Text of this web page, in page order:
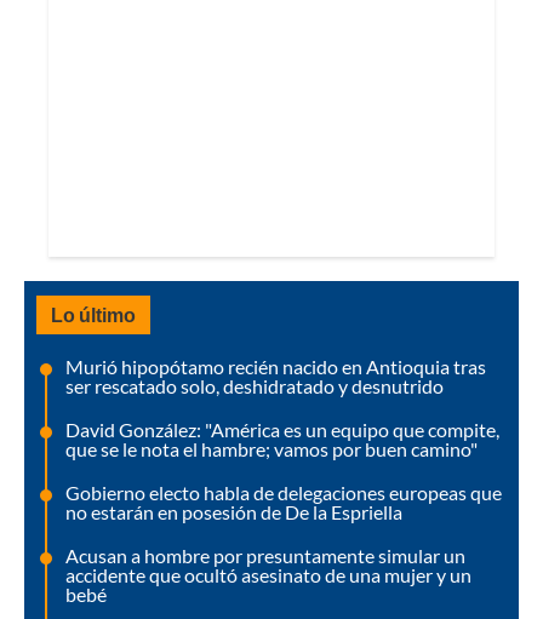
Lo último
Murió hipopótamo recién nacido en Antioquia tras
ser rescatado solo, deshidratado y desnutrido
David González: "América es un equipo que compite,
que se le nota el hambre; vamos por buen camino"
Gobierno electo habla de delegaciones europeas que
no estarán en posesión de De la Espriella
Acusan a hombre por presuntamente simular un
accidente que ocultó asesinato de una mujer y un
bebé